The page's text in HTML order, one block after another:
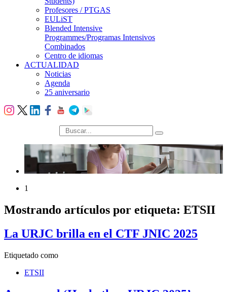
Profesores / PTGAS
EULiST
Blended Intensive
Programmes/Programas Intensivos
Combinados
Centro de idiomas
ACTUALIDAD
Noticias
Agenda
25 aniversario
búsqueda
1
Mostrando artículos por etiqueta: ETSII
La URJC brilla en el CTF JNIC 2025
Etiquetado como
ETSII